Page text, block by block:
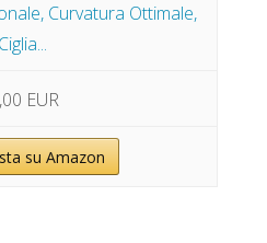
Curvatura Ottimale,
Ciglia...
EUR
su Amazon